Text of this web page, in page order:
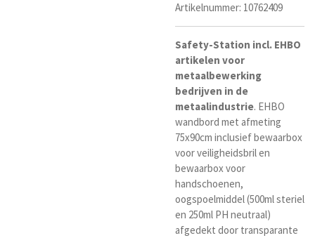
Artikelnummer: 10762409
Safety-Station incl. EHBO
artikelen voor
metaalbewerking
bedrijven in de
metaalindustrie. EHBO
wandbord met afmeting
75x90cm inclusief bewaarbox
voor veiligheidsbril en
bewaarbox voor
handschoenen,
oogspoelmiddel (500ml steriel
en 250ml PH neutraal)
afgedekt door transparante